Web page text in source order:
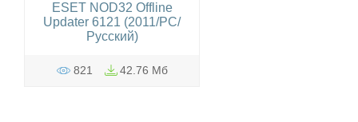
ESET NOD32 Offline
Updater 6121 (2011/PC/
Русский)
821 42.76 Мб